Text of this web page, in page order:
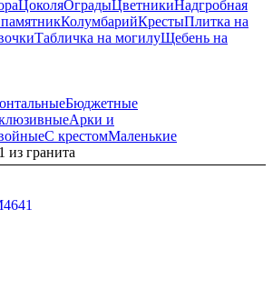
ЦоколяОградыЦветникиНадгробная
КолумбарийКрестыПлитка на
Табличка на могилуЩебень на
Бюджетные
Арки и
С крестомМаленькие
из гранита